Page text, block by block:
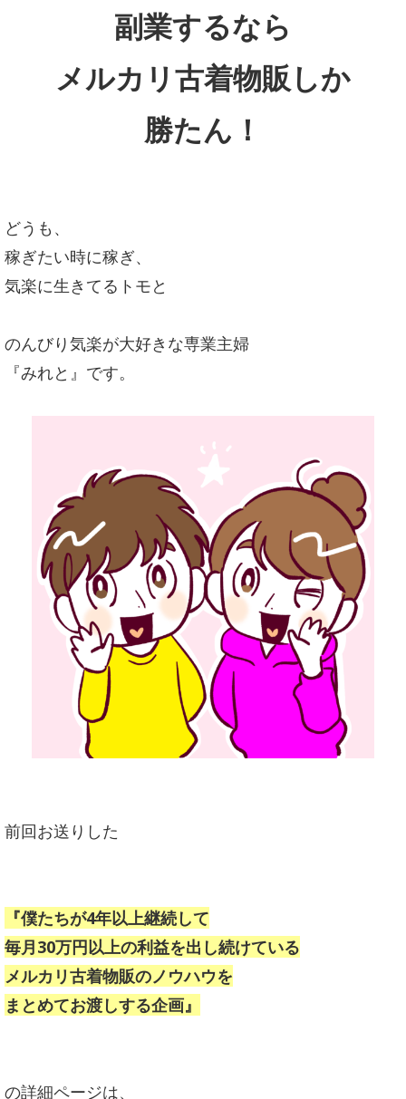
副業するなら
メルカリ古着物販しか
勝たん！
どうも、
稼ぎたい時に稼ぎ、
気楽に生きてるトモと
のんびり気楽が大好きな専業主婦
『みれと』です。
前回お送りした
『僕たちが4年以上継続して
毎月30万円以上の利益を出し続けている
メルカリ古着物販のノウハウを
まとめてお渡しする企画』
の詳細ページは、